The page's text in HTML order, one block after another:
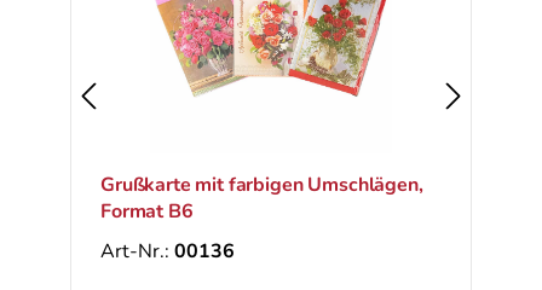
Grußkarte mit farbigen Umschlägen,
Format B6
Art-Nr.: 00136